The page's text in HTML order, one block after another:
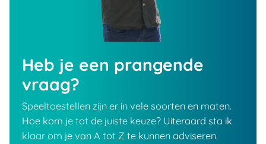
Heb je een prangende
vraag?
Speeltoestellen zijn er in vele soorten en maten.
Hoe kom je tot de juiste keuze? Uiteraard sta ik
klaar om je van A tot Z te kunnen adviseren.